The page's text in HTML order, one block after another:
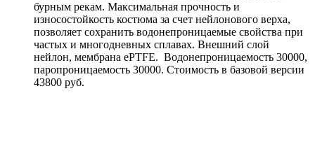
бурным рекам. Максимальная прочность и
износостойкость костюма за счет нейлонового верха,
позволяет сохранить водонепроницаемые свойства при
частых и многодневных сплавах. Внешний слой
нейлон, мембрана ePTFE. Водонепроницаемость 30000,
паропроницаемость 30000. Стоимость в базовой версии
43800 руб.